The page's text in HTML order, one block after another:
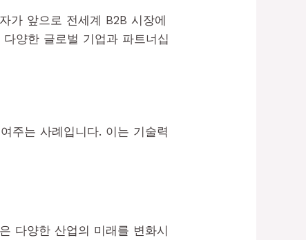
가 앞으로 전세계 B2B 시장에
양한 글로벌 기업과 파트너십
주는 사례입니다. 이는 기술력
다양한 산업의 미래를 변화시